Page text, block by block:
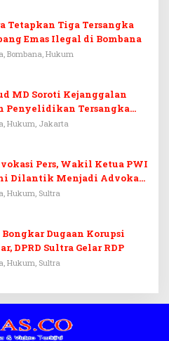
Tetapkan Tiga Tersangka
Emas Ilegal di Bombana
Bombana, Hukum
MD Soroti Kejanggalan
Penyelidikan Tersangka
Hukum, Jakarta
Pers, Wakil Ketua PWI
Dilantik Menjadi Advokat
Hukum, Sultra
Dugaan Korupsi
DPRD Sultra Gelar RDP
Hukum, Sultra